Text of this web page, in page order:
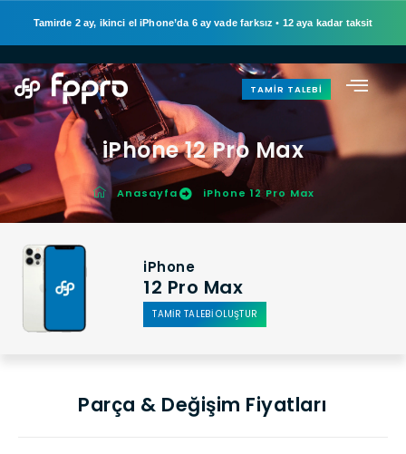
Tamirde 2 ay, ikinci el iPhone’da 6 ay vade farksız • 12 aya kadar taksit
TAMIR TALEBI
iPhone 12 Pro Max
Anasayfa iPhone 12 Pro Max
iPhone
12 Pro Max
TAMİR TALEBİ OLUŞTUR
Parça & Değişim Fiyatları